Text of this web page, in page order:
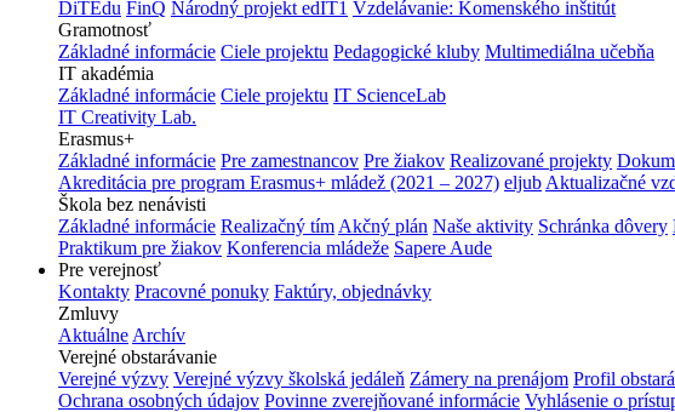
DiTEdu FinQ Národný projekt edIT1 Vzdelávanie: Komenského inštitút
Gramotnosť
Základné informácie Ciele projektu Pedagogické kluby Multimediálna učebňa
IT akadémia
Základné informácie Ciele projektu IT ScienceLab
IT Creativity Lab.
Erasmus+
Základné informácie Pre zamestnancov Pre žiakov Realizované projekty
Akreditácia pre program Erasmus+ mládež (2021 – 2027) eljub Aktualizačné
Škola bez nenávisti
Základné informácie Realizačný tím Akčný plán Naše aktivity Schránka dôvery
Praktikum pre žiakov Konferencia mládeže Sapere Aude
Pre verejnosť
Kontakty Pracovné ponuky Faktúry, objednávky
Zmluvy
Aktuálne Archív
Verejné obstarávanie
Verejné výzvy Verejné výzvy školská jedáleň Zámery na prenájom Profil
Ochrana osobných údajov Povinne zverejňované informácie Vyhlásenie o